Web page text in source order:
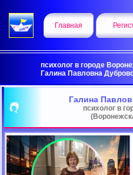
Главная
психолог в городе
Галина Павловна
Галина
психолог в